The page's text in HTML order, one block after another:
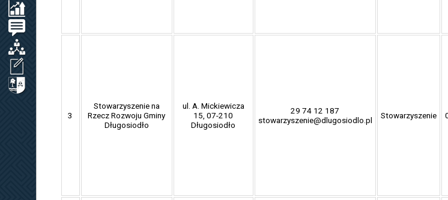
3
Stowarzyszenie na
Rzecz Rozwoju Gminy
Długosiodło
ul. A. Mickiewicza
15, 07-210
Długosiodło
29 74 12 187
stowarzyszenie@dlugosiodlo.pl
Stowarzyszenie